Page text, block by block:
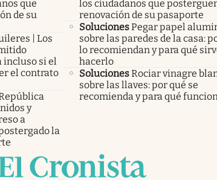
que
de su
| Los
incluso si el
el contrato
y
a
la
los ciudadanos que
renovación de su pasaporte
SolucionesPegar papel
sobre las paredes de la casa:
lo recomiendan y para qué
hacerlo
SolucionesRociar vinagre
sobre las llaves: por qué se
recomienda y para qué